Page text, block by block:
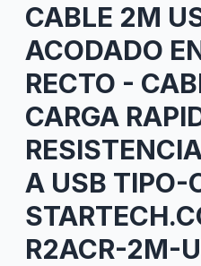
CABLE 2M
ACODADO
RECTO -
CARGA
A USB TIPO-
R2ACR-2M-